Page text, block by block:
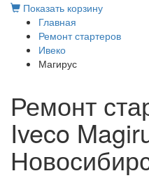
Показать корзину
Главная
Ремонт стартеров
Ивеко
Магирус
Ремонт
Iveco